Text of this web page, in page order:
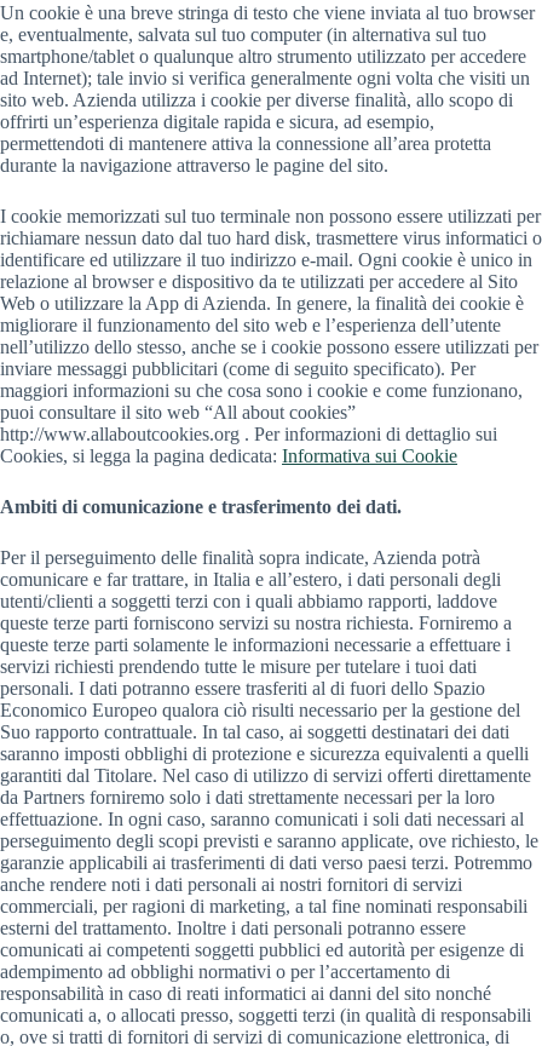
Un cookie è una breve stringa di testo che viene inviata al tuo browser
e, eventualmente, salvata sul tuo computer (in alternativa sul tuo
smartphone/tablet o qualunque altro strumento utilizzato per accedere
ad Internet); tale invio si verifica generalmente ogni volta che visiti un
sito web. Azienda utilizza i cookie per diverse finalità, allo scopo di
offrirti un’esperienza digitale rapida e sicura, ad esempio,
permettendoti di mantenere attiva la connessione all’area protetta
durante la navigazione attraverso le pagine del sito.
I cookie memorizzati sul tuo terminale non possono essere utilizzati per
richiamare nessun dato dal tuo hard disk, trasmettere virus informatici o
identificare ed utilizzare il tuo indirizzo e-mail. Ogni cookie è unico in
relazione al browser e dispositivo da te utilizzati per accedere al Sito
Web o utilizzare la App di Azienda. In genere, la finalità dei cookie è
migliorare il funzionamento del sito web e l’esperienza dell’utente
nell’utilizzo dello stesso, anche se i cookie possono essere utilizzati per
inviare messaggi pubblicitari (come di seguito specificato). Per
maggiori informazioni su che cosa sono i cookie e come funzionano,
puoi consultare il sito web “All about cookies”
http://www.allaboutcookies.org . Per informazioni di dettaglio sui
Cookies, si legga la pagina dedicata: Informativa sui Cookie
Ambiti di comunicazione e trasferimento dei dati.
Per il perseguimento delle finalità sopra indicate, Azienda potrà
comunicare e far trattare, in Italia e all’estero, i dati personali degli
utenti/clienti a soggetti terzi con i quali abbiamo rapporti, laddove
queste terze parti forniscono servizi su nostra richiesta. Forniremo a
queste terze parti solamente le informazioni necessarie a effettuare i
servizi richiesti prendendo tutte le misure per tutelare i tuoi dati
personali. I dati potranno essere trasferiti al di fuori dello Spazio
Economico Europeo qualora ciò risulti necessario per la gestione del
Suo rapporto contrattuale. In tal caso, ai soggetti destinatari dei dati
saranno imposti obblighi di protezione e sicurezza equivalenti a quelli
garantiti dal Titolare. Nel caso di utilizzo di servizi offerti direttamente
da Partners forniremo solo i dati strettamente necessari per la loro
effettuazione. In ogni caso, saranno comunicati i soli dati necessari al
perseguimento degli scopi previsti e saranno applicate, ove richiesto, le
garanzie applicabili ai trasferimenti di dati verso paesi terzi. Potremmo
anche rendere noti i dati personali ai nostri fornitori di servizi
commerciali, per ragioni di marketing, a tal fine nominati responsabili
esterni del trattamento. Inoltre i dati personali potranno essere
comunicati ai competenti soggetti pubblici ed autorità per esigenze di
adempimento ad obblighi normativi o per l’accertamento di
responsabilità in caso di reati informatici ai danni del sito nonché
comunicati a, o allocati presso, soggetti terzi (in qualità di responsabili
o, ove si tratti di fornitori di servizi di comunicazione elettronica, di